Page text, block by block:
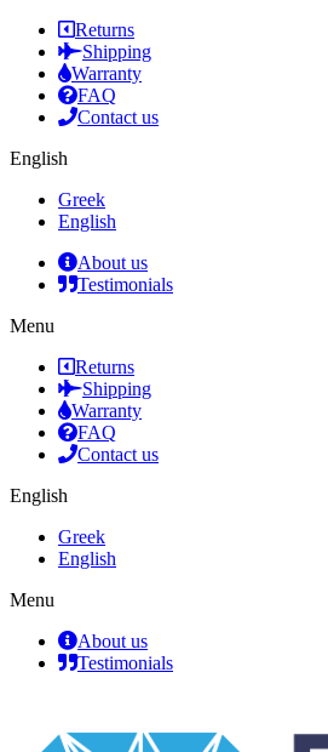
Returns
Shipping
Warranty
FAQ
Contact us
English
Greek
English
About us
Testimonials
Menu
Returns
Shipping
Warranty
FAQ
Contact us
English
Greek
English
Menu
About us
Testimonials